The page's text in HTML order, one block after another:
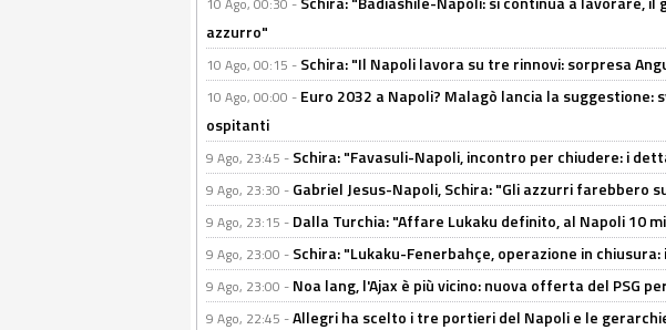
azzurro"
10 Ago, 00:15 - Schira: "Il Napoli lavora su tre rinnovi: sorpresa
10 Ago, 00:00 - Euro 2032 a Napoli? Malagò lancia la
ospitanti
9 Ago, 23:45 - Schira: "Favasuli-Napoli, incontro per chiudere: i
9 Ago, 23:30 - Gabriel Jesus-Napoli, Schira: "Gli azzurri farebbero
9 Ago, 23:15 - Dalla Turchia: "Affare Lukaku definito, al Napoli 10
9 Ago, 23:00 - Schira: "Lukaku-Fenerbahçe, operazione in
9 Ago, 23:00 - Noa lang, l'Ajax è più vicino: nuova offerta del PSG
9 Ago, 22:45 -Allegri ha scelto i tre portieri del Napoli e le